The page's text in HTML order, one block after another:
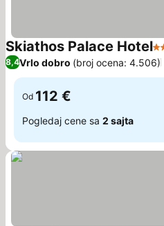
Skiathos Palace Hotel5
8,4Vrlo dobro (broj ocena: 4.506)
Od 112 €
Pogledaj cene sa 2 sajta